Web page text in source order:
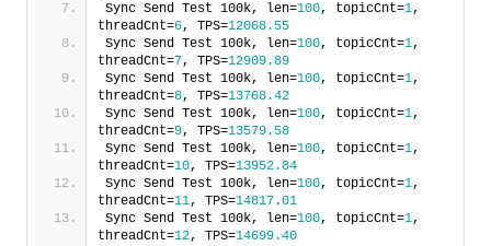
Sync Send Test 100k, len=100, topicCnt=1,
threadCnt=6, TPS=12068.55
Sync Send Test 100k, len=100, topicCnt=1,
threadCnt=7, TPS=12909.89
Sync Send Test 100k, len=100, topicCnt=1,
threadCnt=8, TPS=13768.42
Sync Send Test 100k, len=100, topicCnt=1,
threadCnt=9, TPS=13579.58
Sync Send Test 100k, len=100, topicCnt=1,
threadCnt=10, TPS=13952.84
Sync Send Test 100k, len=100, topicCnt=1,
threadCnt=11, TPS=14817.01
Sync Send Test 100k, len=100, topicCnt=1,
threadCnt=12, TPS=14699.40